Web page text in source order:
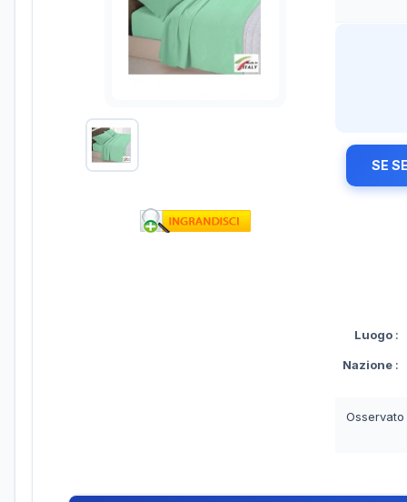
SE
Luogo :
Nazione :